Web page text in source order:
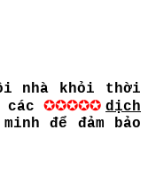
nhà khỏi thời
các✪✪✪✪✪ dịch
để đảm bảo